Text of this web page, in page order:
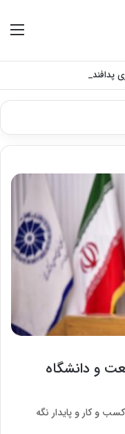
و دانشگاه
و کار و پایدار نگه